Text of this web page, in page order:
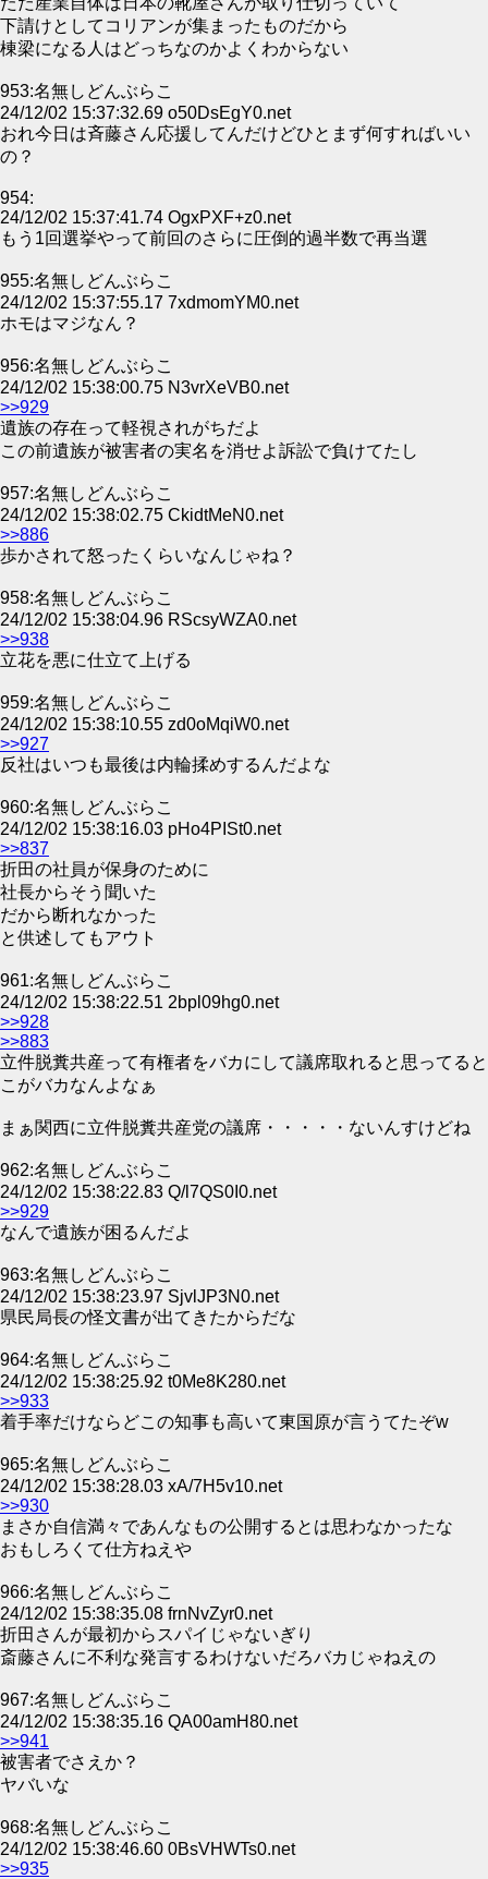
下請けとしてコリアンが集まったものだから
棟梁になる人はどっちなのかよくわからない
953:名無しどんぶらこ
24/12/02 15:37:32.69 o50DsEgY0.net
おれ今日は斉藤さん応援してんだけどひとまず何すればいい
の？
954:
24/12/02 15:37:41.74 OgxPXF+z0.net
もう1回選挙やって前回のさらに圧倒的過半数で再当選
955:名無しどんぶらこ
24/12/02 15:37:55.17 7xdmomYM0.net
ホモはマジなん？
956:名無しどんぶらこ
24/12/02 15:38:00.75 N3vrXeVB0.net
>>929
遺族の存在って軽視されがちだよ
この前遺族が被害者の実名を消せよ訴訟で負けてたし
957:名無しどんぶらこ
24/12/02 15:38:02.75 CkidtMeN0.net
>>886
歩かされて怒ったくらいなんじゃね？
958:名無しどんぶらこ
24/12/02 15:38:04.96 RScsyWZA0.net
>>938
立花を悪に仕立て上げる
959:名無しどんぶらこ
24/12/02 15:38:10.55 zd0oMqiW0.net
>>927
反社はいつも最後は内輪揉めするんだよな
960:名無しどんぶらこ
24/12/02 15:38:16.03 pHo4PISt0.net
>>837
折田の社員が保身のために
社長からそう聞いた
だから断れなかった
と供述してもアウト
961:名無しどんぶらこ
24/12/02 15:38:22.51 2bpl09hg0.net
>>928
>>883
立件脱糞共産って有権者をバカにして議席取れると思ってると
こがバカなんよなぁ
まぁ関西に立件脱糞共産党の議席・・・・・ないんすけどね
962:名無しどんぶらこ
24/12/02 15:38:22.83 Q/l7QS0I0.net
>>929
なんで遺族が困るんだよ
963:名無しどんぶらこ
24/12/02 15:38:23.97 SjvlJP3N0.net
県民局長の怪文書が出てきたからだな
964:名無しどんぶらこ
24/12/02 15:38:25.92 t0Me8K280.net
>>933
着手率だけならどこの知事も高いて東国原が言うてたぞw
965:名無しどんぶらこ
24/12/02 15:38:28.03 xA/7H5v10.net
>>930
まさか自信満々であんなもの公開するとは思わなかったな
おもしろくて仕方ねえや
966:名無しどんぶらこ
24/12/02 15:38:35.08 frnNvZyr0.net
折田さんが最初からスパイじゃないぎり
斎藤さんに不利な発言するわけないだろバカじゃねえの
967:名無しどんぶらこ
24/12/02 15:38:35.16 QA00amH80.net
>>941
被害者でさえか？
ヤバいな
968:名無しどんぶらこ
24/12/02 15:38:46.60 0BsVHWTs0.net
>>935